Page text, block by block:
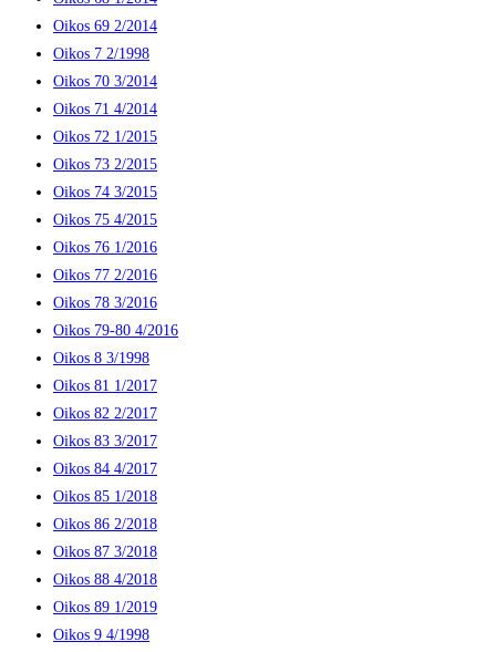
Oikos 69 2/2014
Oikos 7 2/1998
Oikos 70 3/2014
Oikos 71 4/2014
Oikos 72 1/2015
Oikos 73 2/2015
Oikos 74 3/2015
Oikos 75 4/2015
Oikos 76 1/2016
Oikos 77 2/2016
Oikos 78 3/2016
Oikos 79-80 4/2016
Oikos 8 3/1998
Oikos 81 1/2017
Oikos 82 2/2017
Oikos 83 3/2017
Oikos 84 4/2017
Oikos 85 1/2018
Oikos 86 2/2018
Oikos 87 3/2018
Oikos 88 4/2018
Oikos 89 1/2019
Oikos 9 4/1998